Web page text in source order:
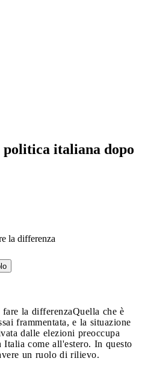
italiana dopo
la differenza
la differenzaQuella che è
frammentata, e la situazione
dalle elezioni preoccupa
come all'estero. In questo
un ruolo di rilievo.